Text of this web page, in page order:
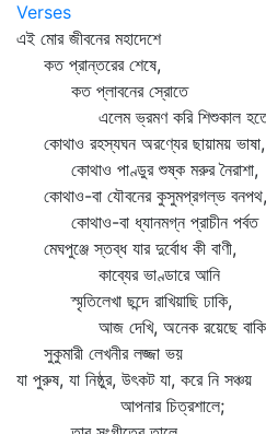
Verses
এই মোর জীবনের মহাদেশে
কত প্রান্তরের শেষে,
কত প্লাবনের স্রোতে
এলেম ভ্রমণ করি শিশুকাল
কোথাও রহস্যঘন অরণ্যের ছায়াময় ভাষা,
কোথাও পাণ্ডুর শুষ্ক মরুর নৈরাশা,
কোথাও-বা যৌবনের কুসুমপ্রগল্‌ভ বনপথ,
কোথাও-বা ধ্যানমগ্ন প্রাচীন পর্বত
মেঘপুঞ্জে স্তব্ধ যার দুর্বোধ কী বাণী,
কাব্যের ভাণ্ডারে আনি
স্মৃতিলেখা ছন্দে রাখিয়াছি ঢাকি,
আজ দেখি, অনেক রয়েছে
সুকুমারী লেখনীর লজ্জা ভয়
যা পুরুষ, যা নিষ্ঠুর, উৎকট যা, করে নি সঞ্চয়
আপনার চিত্রশালে;